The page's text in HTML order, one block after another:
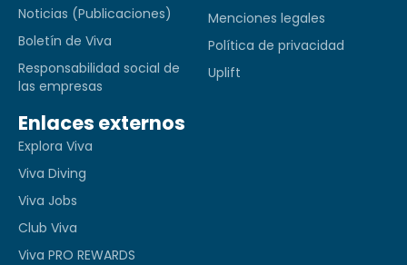
Noticias (Publicaciones)
Boletín de Viva
Responsabilidad social de
las empresas
Menciones legales
Política de privacidad
Uplift
Enlaces externos
Explora Viva
Viva Diving
Viva Jobs
Club Viva
Viva PRO REWARDS